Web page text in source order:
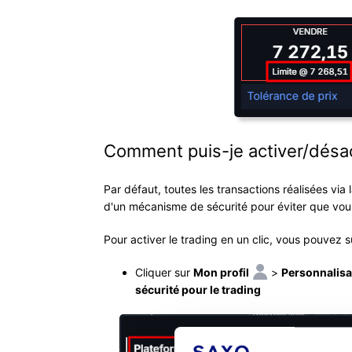
Comment puis-je activer/
Par défaut, toutes les transactions réalisées
d'un mécanisme de sécurité pour éviter que
Pour activer le trading en un clic, vous pouvez
Cliquer sur Mon profil >
sécurité pour le trading